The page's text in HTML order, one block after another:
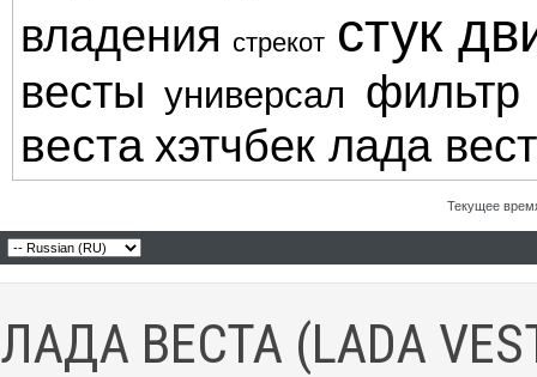
владения стрекот стук
весты универсал
веста хэтчбек лада
Текущее
ЛАДА ВЕСТА (LADA